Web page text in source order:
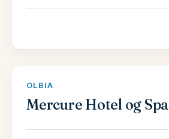
OLBIA
Mercure Hotel og Spa